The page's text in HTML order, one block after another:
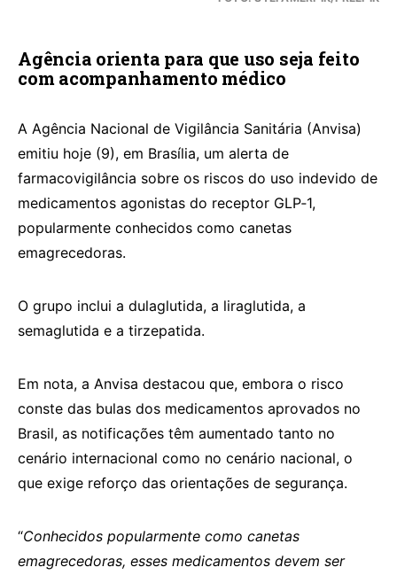
Agência orienta para que uso seja feito
com acompanhamento médico
A Agência Nacional de Vigilância Sanitária (Anvisa)
emitiu hoje (9), em Brasília, um alerta de
farmacovigilância sobre os riscos do uso indevido de
medicamentos agonistas do receptor GLP‑1,
popularmente conhecidos como canetas
emagrecedoras.
O grupo inclui a dulaglutida, a liraglutida, a
semaglutida e a tirzepatida.
Em nota, a Anvisa destacou que, embora o risco
conste das bulas dos medicamentos aprovados no
Brasil, as notificações têm aumentado tanto no
cenário internacional como no cenário nacional, o
que exige reforço das orientações de segurança.
“Conhecidos popularmente como canetas
emagrecedoras, esses medicamentos devem ser